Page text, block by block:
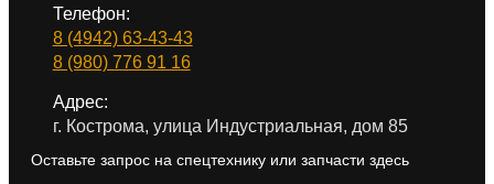
Телефон:
8 (4942) 63-43-43
8 (980) 776 91 16
Адрес:
г. Кострома, улица Индустриальная, дом 85
Оставьте запрос на спецтехнику или запчасти здесь